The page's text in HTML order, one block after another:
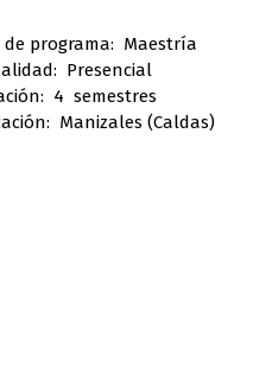
de programa: Maestría
Presencial
4 semestres
Manizales (Caldas)